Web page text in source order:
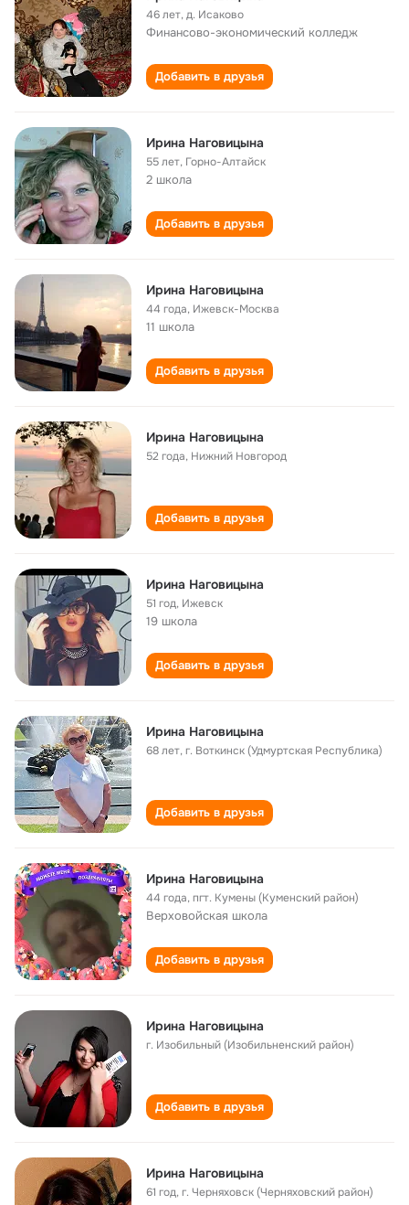
46 лет,д. Исаково
Финансово-экономический колледж
Добавить в друзья
Ирина Наговицына
55 лет, Горно-Алтайск
2 школа
Добавить в друзья
Ирина Наговицына
44 года, Ижевск-Москва
11 школа
Добавить в друзья
Ирина Наговицына
52 года, Нижний Новгород
Добавить в друзья
Ирина Наговицына
51 год, Ижевск
19 школа
Добавить в друзья
Ирина Наговицына
68 лет,г. Воткинск (Удмуртская Республика)
Добавить в друзья
Ирина Наговицына
44 года,пгт. Кумены (Куменский район)
Верховойская школа
Добавить в друзья
Ирина Наговицына
г. Изобильный (Изобильненский район)
Добавить в друзья
Ирина Наговицына
61 год,г. Черняховск (Черняховский район)